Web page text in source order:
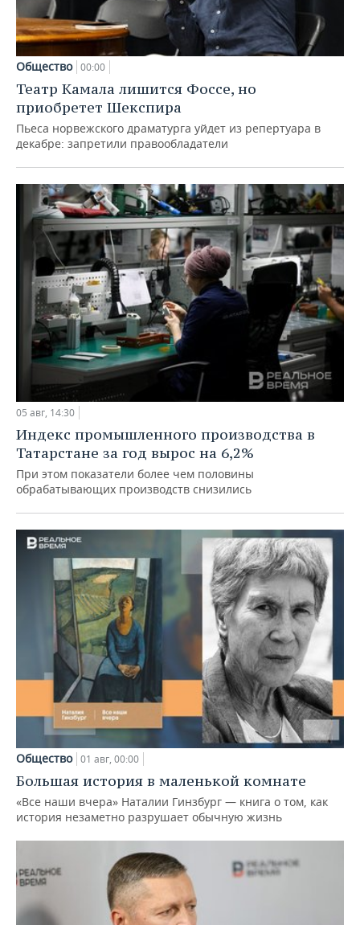
Общество 00:00
Театр Камала лишится Фоссе, но
приобретет Шекспира
Пьеса норвежского драматурга уйдет из репертуара в
декабре: запретили правообладатели
05 авг, 14:30
Индекс промышленного производства в
Татарстане за год вырос на 6,2%
При этом показатели более чем половины
обрабатывающих производств снизились
Общество 01 авг, 00:00
Большая история в маленькой комнате
«Все наши вчера» Наталии Гинзбург — книга о том, как
история незаметно разрушает обычную жизнь